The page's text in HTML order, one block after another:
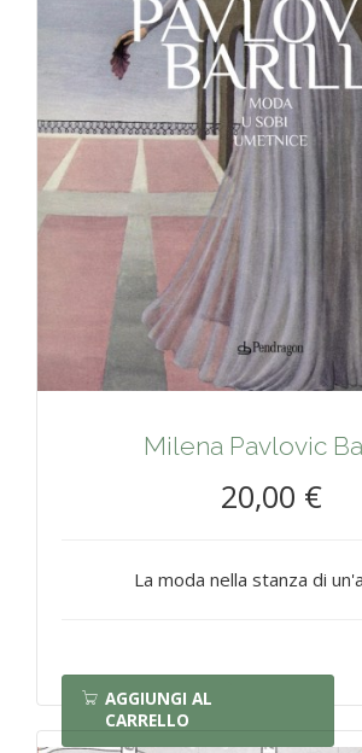
Milena Pavlovic
20,00 €
La moda nella stanza di
AGGIUNGI AL
CARRELLO